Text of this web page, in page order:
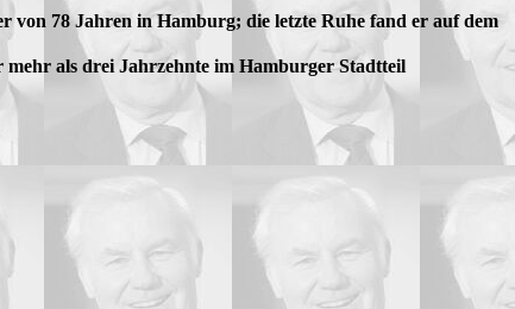
von 78 Jahren in Hamburg; die letzte Ruhe fand er auf dem
als drei Jahrzehnte im Hamburger Stadtteil